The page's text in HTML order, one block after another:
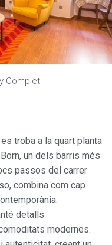
Complet
troba a la quart planta
un dels barris més
passos del carrer
combina com cap
detalls
modernes.